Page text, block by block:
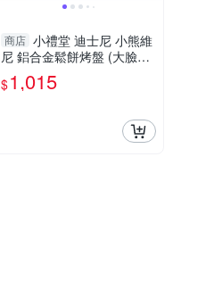
商店 小禮堂 迪士尼 小熊維
尼 鋁合金鬆餅烤盤 (大臉款)
4973307-549694
$1,015